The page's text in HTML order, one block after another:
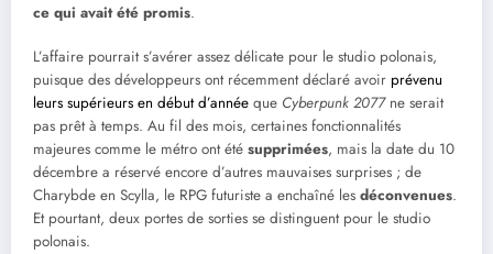
ce qui avait été promis.
L’affaire pourrait s’avérer assez délicate pour le studio polonais,
puisque des développeurs ont récemment déclaré avoir prévenu
leurs supérieurs en début d’année que Cyberpunk 2077ne serait
pas prêt à temps. Au fil des mois, certaines fonctionnalités
majeures comme le métro ont été supprimées, mais la date du 10
décembre a réservé encore d’autres mauvaises surprises ; de
Charybde en Scylla, le RPG futuriste a enchaîné les déconvenues.
Et pourtant, deux portes de sorties se distinguent pour le studio
polonais.